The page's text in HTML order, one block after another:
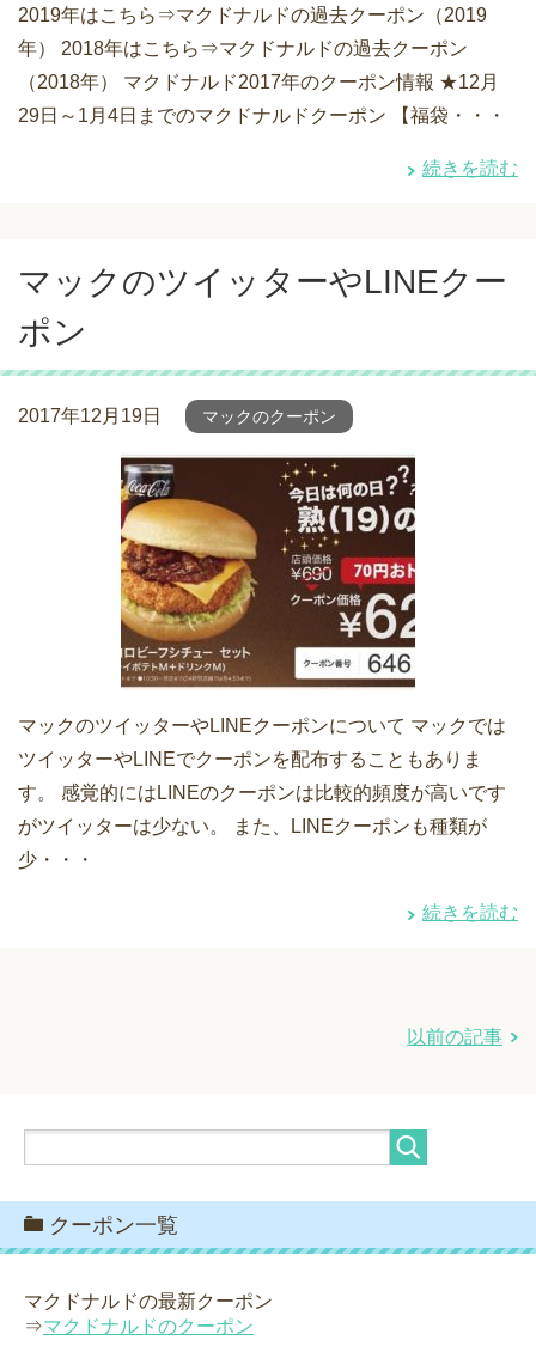
2019年はこちら⇒マクドナルドの過去クーポン（2019
年） 2018年はこちら⇒マクドナルドの過去クーポン
（2018年） マクドナルド2017年のクーポン情報 ★12月
29日～1月4日までのマクドナルドクーポン 【福袋・・・
続きを読む
マックのツイッターやLINEクー
ポン
2017年12月19日 マックのクーポン
マックのツイッターやLINEクーポンについて マックでは
ツイッターやLINEでクーポンを配布することもありま
す。 感覚的にはLINEのクーポンは比較的頻度が高いです
がツイッターは少ない。 また、LINEクーポンも種類が
少・・・
続きを読む
以前の記事
クーポン一覧
マクドナルドの最新クーポン
⇒マクドナルドのクーポン